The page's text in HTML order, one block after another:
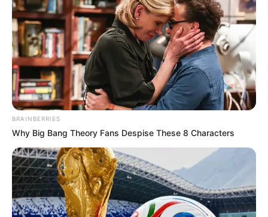
BRAINBERRIES
Why Big Bang Theory Fans Despise These 8 Characters